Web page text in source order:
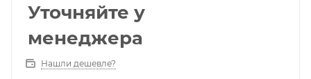
Уточняйте у
менеджера
Нашли дешевле?